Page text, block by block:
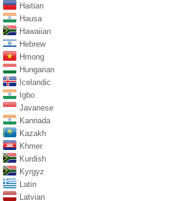
Haitian
Hausa
Hawaiian
Hebrew
Hmong
Hungarian
Icelandic
Igbo
Javanese
Kannada
Kazakh
Khmer
Kurdish
Kyrgyz
Latin
Latvian